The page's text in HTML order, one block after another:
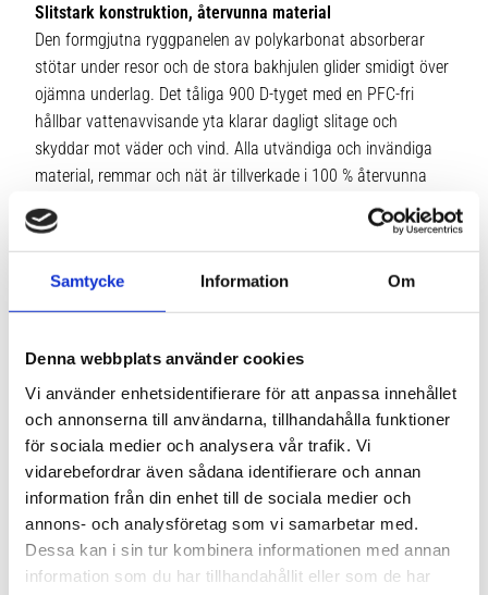
Samtycke Information Om
Denna webbplats använder cookies
Vi använder enhetsidentifierare för att anpassa innehållet
och annonserna till användarna, tillhandahålla funktioner
för sociala medier och analysera vår trafik. Vi
vidarebefordrar även sådana identifierare och annan
information från din enhet till de sociala medier och
annons- och analysföretag som vi samarbetar med.
Dessa kan i sin tur kombinera informationen med annan
information som du har tillhandahållit eller som de har
Slitstark konstruktion, återvunna material
Den formgjutna ryggpanelen av polykarbonat absorberar
stötar under resor och de stora bakhjulen glider smidigt över
ojämna underlag. Det tåliga 900 D-tyget med en PFC-fri
hållbar vattenavvisande yta klarar dagligt slitage och
skyddar mot väder och vind. Alla utvändiga och invändiga
material, remmar och nät är tillverkade i 100 % återvunna
material.
Mått 35 x 43 x 79 cm
Vikt 4,6 kg
Material: 100 % återvunnen 900D-polyester, ftalatfritt
laminat
Modellnamn TCWD232